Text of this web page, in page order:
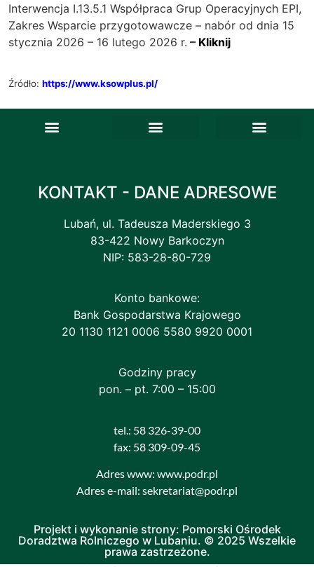
Interwencja I.13.5.1 Współpraca Grup Operacyjnych EPI,
Zakres Wsparcie przygotowawcze – nabór od dnia 15
stycznia 2026 – 16 lutego 2026 r. – Kliknij
Źródło: https://www.ksowplus.pl/
KONTAKT - DANE ADRESOWE
Lubań, ul. Tadeusza Maderskiego 3
83-422 Nowy Barkoczyn
NIP: 583-28-80-729
Konto bankowe:
Bank Gospodarstwa Krajowego
20 1130 1121 0006 5580 9920 0001
Godziny pracy
pon. – pt. 7:00 – 15:00
tel.: 58 326-39-00
fax: 58 309-09-45
Adres www: www.podr.pl
Adres e-mail: sekretariat@podr.pl
Projekt i wykonanie strony: Pomorski Ośrodek
Doradztwa Rolniczego w Lubaniu. © 2025 Wszelkie
prawa zastrzeżone.